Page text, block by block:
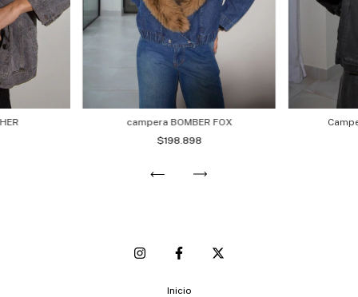
campera BOMBER FOX
$198.898
Inicio